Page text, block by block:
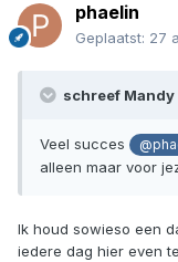
phaelin
Geplaatst: 27
schreef Mandy
Veel succes
alleen maar voor
Ik houd sowieso een
iedere dag hier even